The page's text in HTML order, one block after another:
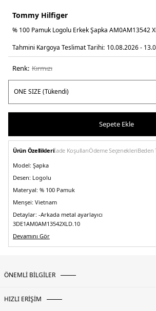
Tommy Hilfiger
% 100 Pamuk Logolu Erkek Şapka AM0AM13542
Tahmini Kargoya Teslimat Tarihi: 10.08.2026 -
Renk: kirmizi
Sepete Ekle
Ürün Özellikleriİade KoşullarıÖdeme SeçenekleriBeden
Model: Şapka
Desen: Logolu
Materyal: % 100 Pamuk
Menşei: Vietnam
Detaylar: -Arkada metal ayarlayıcı
3DE1AM0AM13542XLD.10
Devamını Gör
ÖNEMLİ BİLGİLER
HIZLI ERİŞİM